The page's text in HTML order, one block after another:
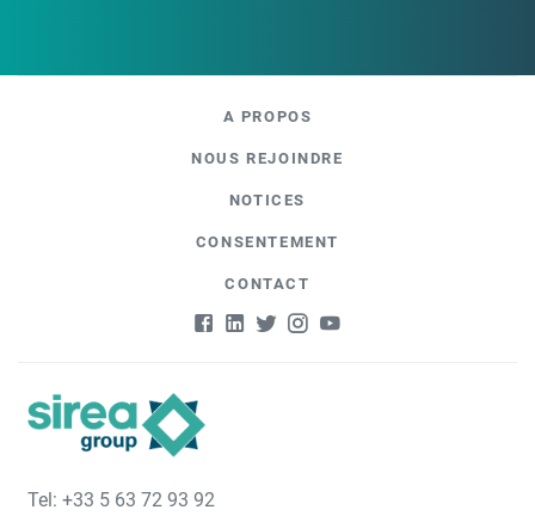
A PROPOS
NOUS REJOINDRE
NOTICES
CONSENTEMENT
CONTACT
Tel: +33 5 63 72 93 92